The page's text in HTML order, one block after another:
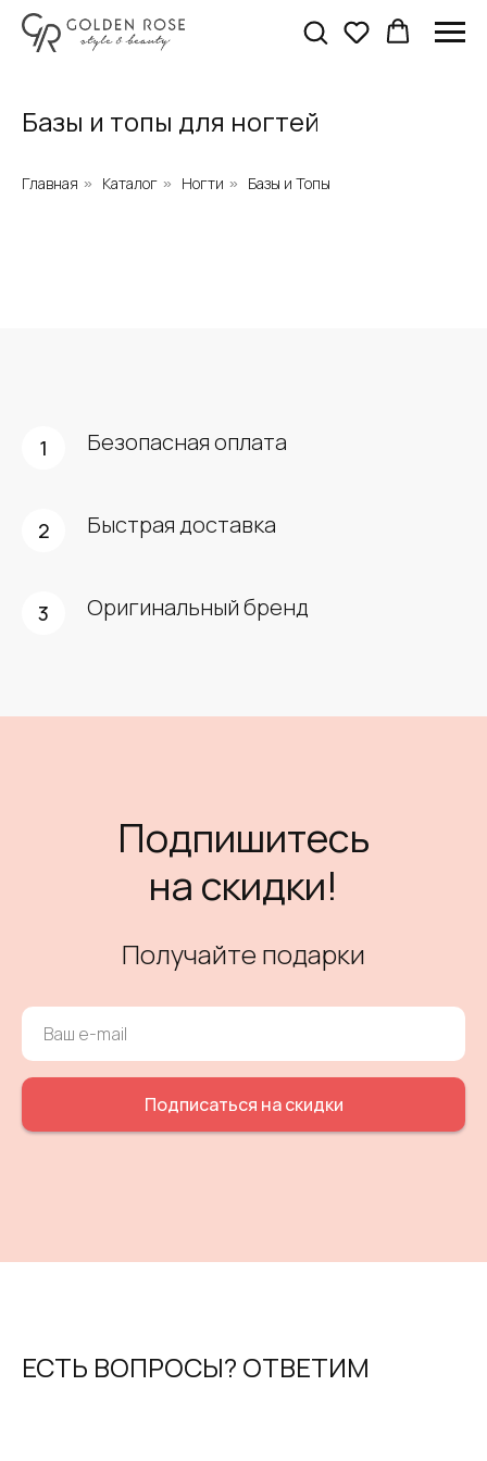
Базы и топы для ногтей
Главная » Каталог » Ногти » Базы и Топы
Безопасная оплата
Быстрая доставка
Оригинальный бренд
Подпишитесь
на скидки!
Получайте подарки
Подписаться на скидки
ЕСТЬ ВОПРОСЫ? ОТВЕТИМ